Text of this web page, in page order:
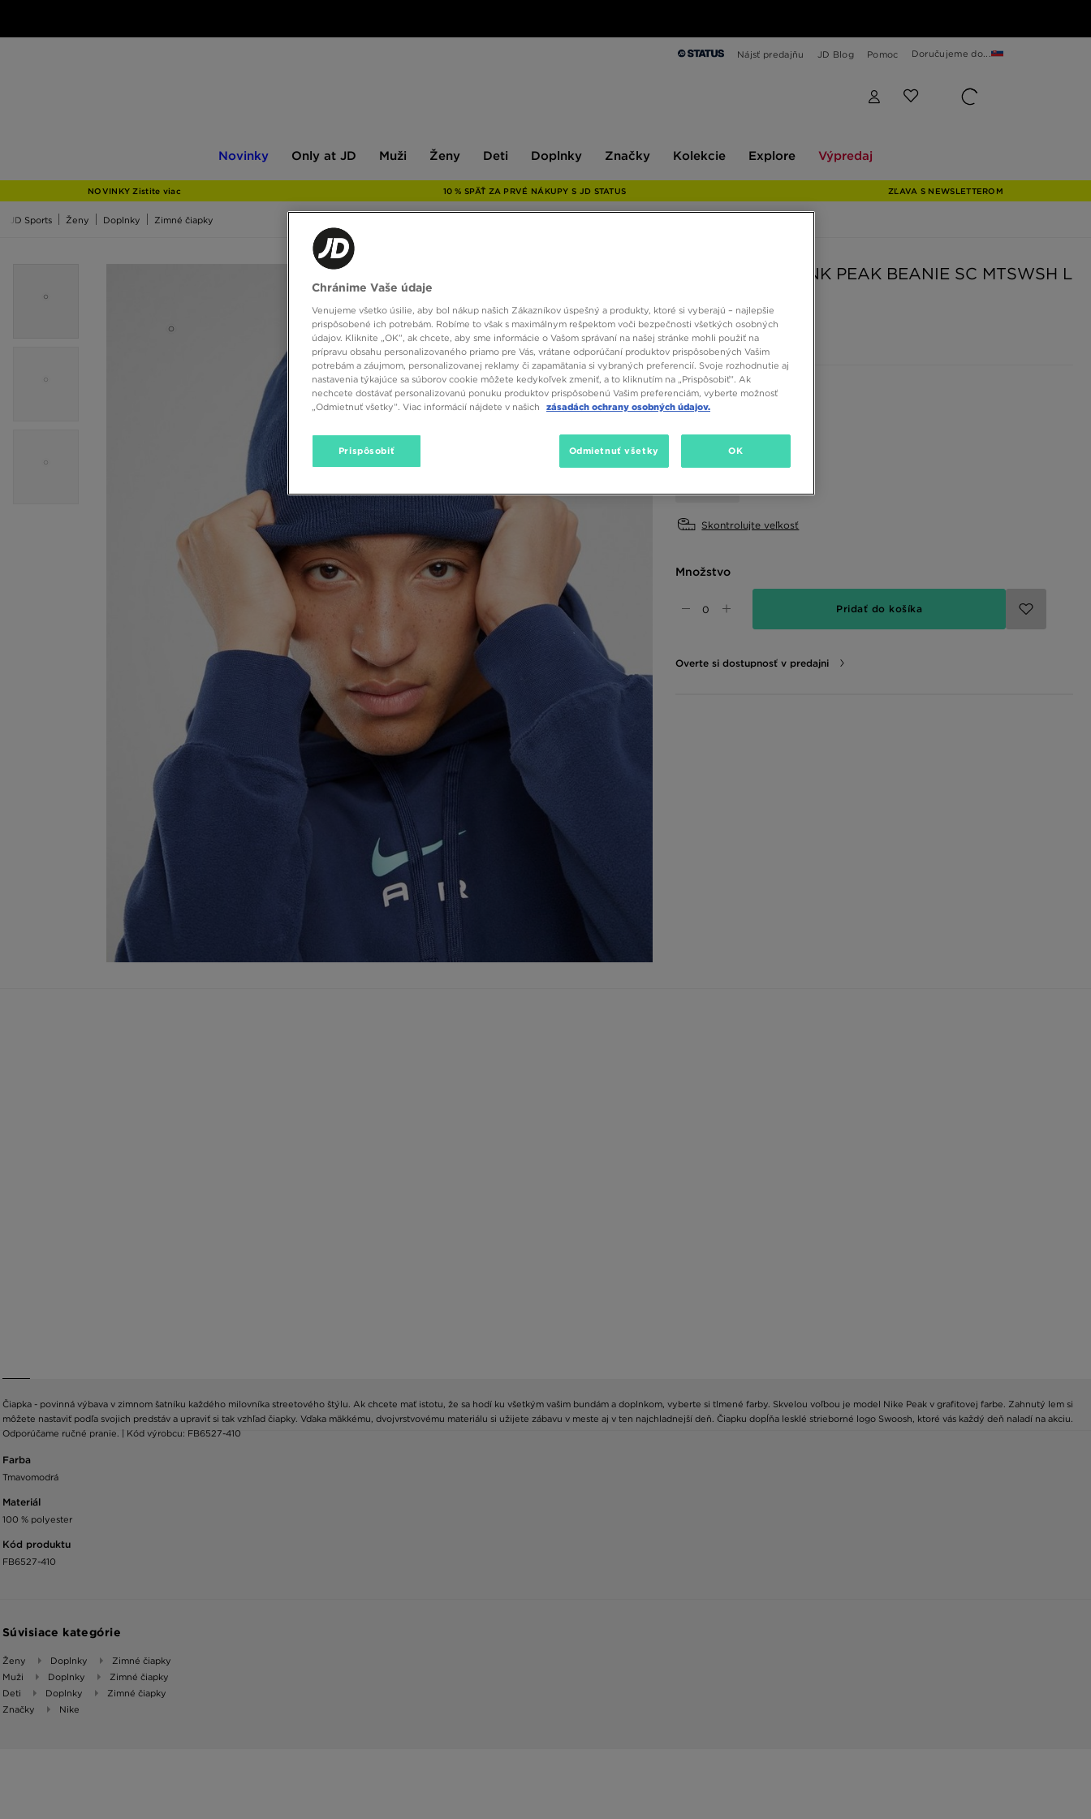
Nájsť predajňu JD Blog Pomoc Doručujeme do...
Novinky
JD
Only at JD Muži Ženy Deti Doplnky Značky Kolekcie Explore Výpredaj
NOVINKY Zistite viac 10 % SPÄŤ ZA PRVÉ NÁKUPY S JD STATUS ZĽAVA S NEWSLETTEROM
JD Sports Ženy Doplnky Zimné čiapky
NIKE ČIAPKA U NK PEAK BEANIE SC MTSWSH L
16,00 €
Dostupné farby
Tmavomodrá
Vybrať veľkosť
Skontrolujte veľkosť
Množstvo
Pridať do košíka
Overte si dostupnosť v predajni
Čiapka - povinná výbava v zimnom šatníku každého milovníka streetového štýlu. Ak chcete mať istotu, že sa hodí ku všetkým vašim bundám a doplnkom, vyberte si tlmené farby. Skvelou voľbou je model Nike Peak v grafitovej farbe. Zahnutý lem si
môžete nastaviť podľa svojich predstáv a upraviť si tak vzhľad čiapky. Vďaka mäkkému, dvojvrstvovému materiálu si užijete zábavu v meste aj v ten najchladnejší deň. Čiapku dopĺňa lesklé strieborné logo Swoosh, ktoré vás každý deň naladí na akciu.
Odporúčame ručné pranie. | Kód výrobcu: FB6527-410
Farba
Tmavomodrá
Materiál
100 % polyester
Kód produktu
FB6527-410
Súvisiace kategórie
Ženy Doplnky
Zimné čiapky
Muži
Doplnky
Zimné čiapky
Deti
Doplnky
Zimné čiapky
Značky
Nike
Chránime Vaše údaje
Venujeme všetko úsilie, aby bol nákup našich Zákazníkov úspešný a produkty, ktoré si vyberajú – najlepšie
prispôsobené ich potrebám. Robíme to však s maximálnym rešpektom voči bezpečnosti všetkých osobných
údajov. Kliknite „OK”, ak chcete, aby sme informácie o Vašom správaní na našej stránke mohli použiť na
prípravu obsahu personalizovaného priamo pre Vás, vrátane odporúčaní produktov prispôsobených Vašim
potrebám a záujmom, personalizovanej reklamy či zapamätania si vybraných preferencií. Svoje rozhodnutie aj
nastavenia týkajúce sa súborov cookie môžete kedykoľvek zmeniť, a to kliknutím na „Prispôsobiť”. Ak
nechcete dostávať personalizovanú ponuku produktov prispôsobenú Vašim preferenciám, vyberte možnosť
„Odmietnuť všetky”. Viac informácií nájdete v našich
zásadách ochrany osobných údajov.
Prispôsobiť Odmietnuť všetky OK